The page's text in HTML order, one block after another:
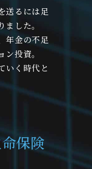
送るには足
した。
年金の不足
投資。
いく時代と
保険